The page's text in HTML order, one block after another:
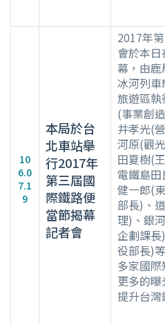
10
6.0
7.1
9
本局於台
北車站舉
行2017年
第三屆國
際鐵路便
當節揭幕
記者會
2017年
會於本
幕，由
冰河列
旅遊區
(事業創
井孝光(
河原(觀
田夏樹(
電鐵島
健一郎(
部長)、
理)、銀
企劃課
役部長)
多家國
更多的
提升台灣